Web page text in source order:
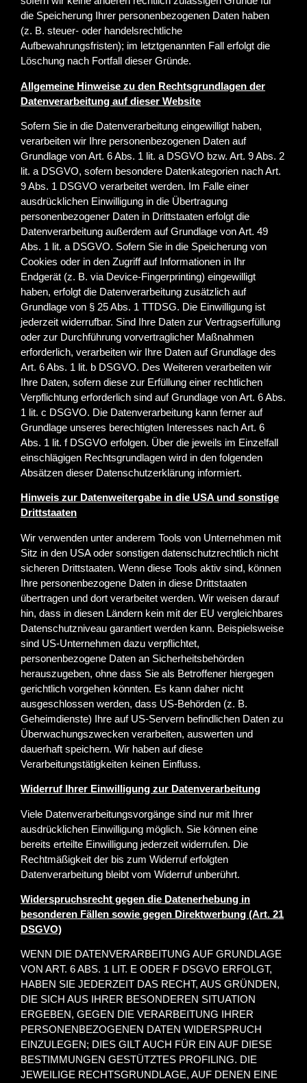
die Speicherung Ihrer personenbezogenen Daten haben
(z. B. steuer- oder handelsrechtliche
Aufbewahrungsfristen); im letztgenannten Fall erfolgt die
Löschung nach Fortfall dieser Gründe.
Allgemeine Hinweise zu den Rechtsgrundlagen der
Datenverarbeitung auf dieser Website
Sofern Sie in die Datenverarbeitung eingewilligt haben,
verarbeiten wir Ihre personenbezogenen Daten auf
Grundlage von Art. 6 Abs. 1 lit. a DSGVO bzw. Art. 9 Abs. 2
lit. a DSGVO, sofern besondere Datenkategorien nach Art.
9 Abs. 1 DSGVO verarbeitet werden. Im Falle einer
ausdrücklichen Einwilligung in die Übertragung
personenbezogener Daten in Drittstaaten erfolgt die
Datenverarbeitung außerdem auf Grundlage von Art. 49
Abs. 1 lit. a DSGVO. Sofern Sie in die Speicherung von
Cookies oder in den Zugriff auf Informationen in Ihr
Endgerät (z. B. via Device-Fingerprinting) eingewilligt
haben, erfolgt die Datenverarbeitung zusätzlich auf
Grundlage von § 25 Abs. 1 TTDSG. Die Einwilligung ist
jederzeit widerrufbar. Sind Ihre Daten zur Vertragserfüllung
oder zur Durchführung vorvertraglicher Maßnahmen
erforderlich, verarbeiten wir Ihre Daten auf Grundlage des
Art. 6 Abs. 1 lit. b DSGVO. Des Weiteren verarbeiten wir
Ihre Daten, sofern diese zur Erfüllung einer rechtlichen
Verpflichtung erforderlich sind auf Grundlage von Art. 6 Abs.
1 lit. c DSGVO. Die Datenverarbeitung kann ferner auf
Grundlage unseres berechtigten Interesses nach Art. 6
Abs. 1 lit. f DSGVO erfolgen. Über die jeweils im Einzelfall
einschlägigen Rechtsgrundlagen wird in den folgenden
Absätzen dieser Datenschutzerklärung informiert.
Hinweis zur Datenweitergabe in die USA und sonstige
Drittstaaten
Wir verwenden unter anderem Tools von Unternehmen mit
Sitz in den USA oder sonstigen datenschutzrechtlich nicht
sicheren Drittstaaten. Wenn diese Tools aktiv sind, können
Ihre personenbezogene Daten in diese Drittstaaten
übertragen und dort verarbeitet werden. Wir weisen darauf
hin, dass in diesen Ländern kein mit der EU vergleichbares
Datenschutzniveau garantiert werden kann. Beispielsweise
sind US-Unternehmen dazu verpflichtet,
personenbezogene Daten an Sicherheitsbehörden
herauszugeben, ohne dass Sie als Betroffener hiergegen
gerichtlich vorgehen könnten. Es kann daher nicht
ausgeschlossen werden, dass US-Behörden (z. B.
Geheimdienste) Ihre auf US-Servern befindlichen Daten zu
Überwachungszwecken verarbeiten, auswerten und
dauerhaft speichern. Wir haben auf diese
Verarbeitungstätigkeiten keinen Einfluss.
Widerruf Ihrer Einwilligung zur Datenverarbeitung
Viele Datenverarbeitungsvorgänge sind nur mit Ihrer
ausdrücklichen Einwilligung möglich. Sie können eine
bereits erteilte Einwilligung jederzeit widerrufen. Die
Rechtmäßigkeit der bis zum Widerruf erfolgten
Datenverarbeitung bleibt vom Widerruf unberührt.
Widerspruchsrecht gegen die Datenerhebung in
besonderen Fällen sowie gegen Direktwerbung (Art. 21
DSGVO)
WENN DIE DATENVERARBEITUNG AUF GRUNDLAGE
VON ART. 6 ABS. 1 LIT. E ODER F DSGVO ERFOLGT,
HABEN SIE JEDERZEIT DAS RECHT, AUS GRÜNDEN,
DIE SICH AUS IHRER BESONDEREN SITUATION
ERGEBEN, GEGEN DIE VERARBEITUNG IHRER
PERSONENBEZOGENEN DATEN WIDERSPRUCH
EINZULEGEN; DIES GILT AUCH FÜR EIN AUF DIESE
BESTIMMUNGEN GESTÜTZTES PROFILING. DIE
JEWEILIGE RECHTSGRUNDLAGE, AUF DENEN EINE